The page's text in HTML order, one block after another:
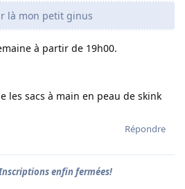
là mon petit ginus
à partir de 19h00.
les sacs à main en peau de skink
Répondre
enfin fermées!